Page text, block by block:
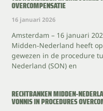
OVERCOMPENSATIE
16 januari 2026
Amsterdam – 16 januari
Midden‑Nederland heeft
gewezen in de procedure
Nederland (SON) en
RECHTBANKEN MIDDEN-
VONNIS IN PROCEDURES